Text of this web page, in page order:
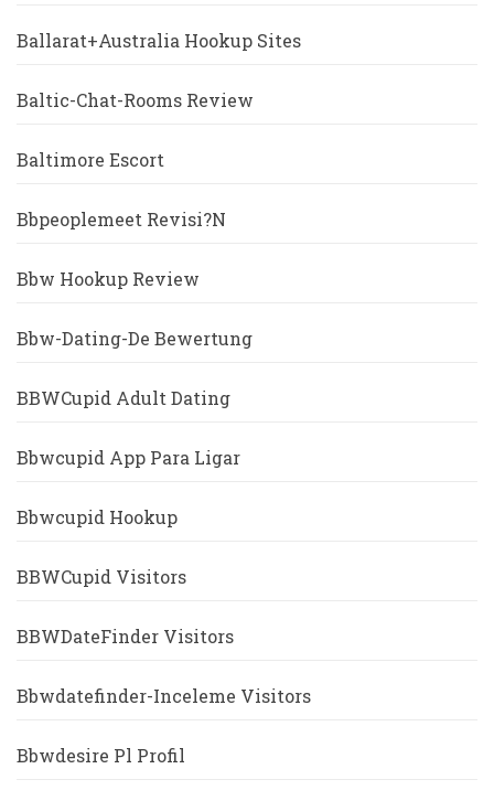
Ballarat+Australia Hookup Sites
Baltic-Chat-Rooms Review
Baltimore Escort
Bbpeoplemeet Revisi?n
Bbw Hookup Review
Bbw-Dating-De Bewertung
BBWCupid Adult Dating
Bbwcupid App Para Ligar
Bbwcupid Hookup
BBWCupid Visitors
BBWDateFinder Visitors
Bbwdatefinder-Inceleme Visitors
Bbwdesire Pl Profil